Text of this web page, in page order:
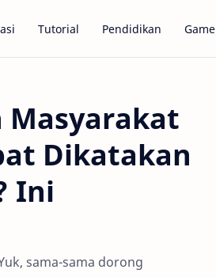
Tutorial Pendidikan Game
Masyarakat
Dikatakan
Ini
sama-sama dorong